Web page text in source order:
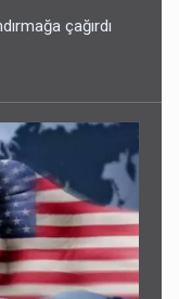
çağırdı